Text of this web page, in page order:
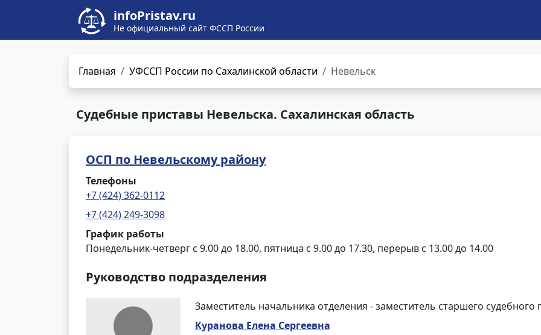
infoPristav.ru
Не официальный сайт ФССП России
Главная УФССП России по Сахалинской области Невельск
Судебные приставы Невельска. Сахалинская область
ОСП по Невельскому району
Телефоны
+7 (424) 362-0112
+7 (424) 249-3098
График работы
Понедельник-четверг с 9.00 до 18.00, пятница с 9.00 до 17.30, перерыв с 13.00 до 14.00
Руководство подразделения
Заместитель начальника отделения - заместитель старшего судебного
Куранова Елена Сергеевна